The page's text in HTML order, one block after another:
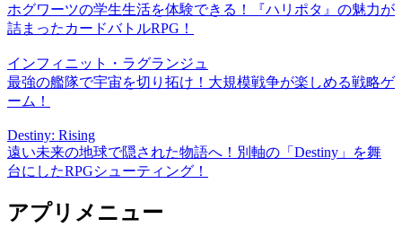
ホグワーツの学生生活を体験できる！『ハリポタ』の魅力が
詰まったカードバトルRPG！
インフィニット・ラグランジュ
最強の艦隊で宇宙を切り拓け！大規模戦争が楽しめる戦略ゲ
ーム！
Destiny: Rising
遠い未来の地球で隠された物語へ！別軸の「Destiny」を舞
台にしたRPGシューティング！
アプリメニュー